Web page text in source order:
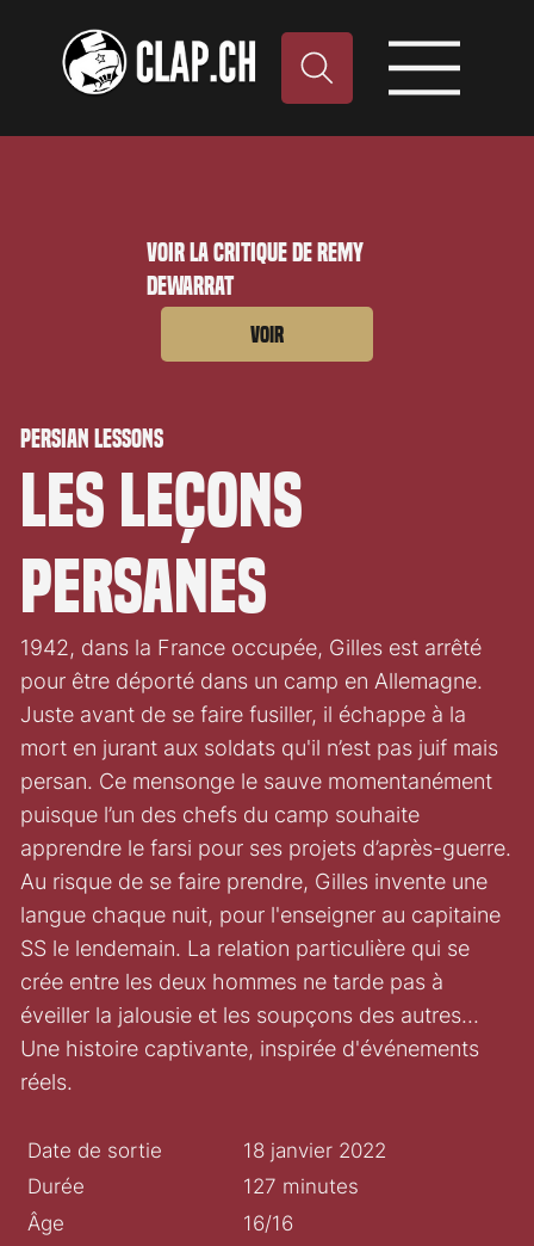
Voir la critique de Remy
Dewarrat
Voir
Persian Lessons
Les Leçons
persanes
1942, dans la France occupée, Gilles est arrêté
pour être déporté dans un camp en Allemagne.
Juste avant de se faire fusiller, il échappe à la
mort en jurant aux soldats qu'il n’est pas juif mais
persan. Ce mensonge le sauve momentanément
puisque l’un des chefs du camp souhaite
apprendre le farsi pour ses projets d’après-guerre.
Au risque de se faire prendre, Gilles invente une
langue chaque nuit, pour l'enseigner au capitaine
SS le lendemain. La relation particulière qui se
crée entre les deux hommes ne tarde pas à
éveiller la jalousie et les soupçons des autres...
Une histoire captivante, inspirée d'événements
réels.
Date de sortie
18 janvier 2022
Durée
127 minutes
Âge
16/16